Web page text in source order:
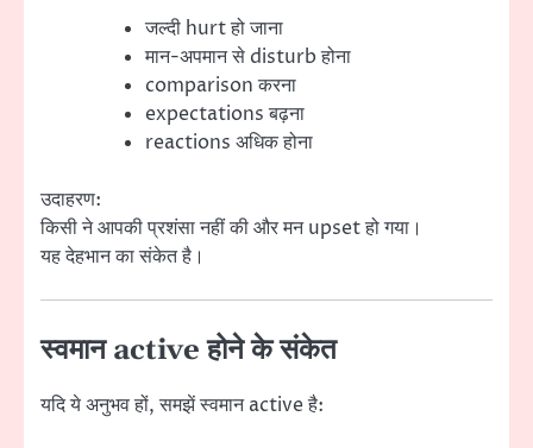
जल्दी hurt हो जाना
मान-अपमान से disturb होना
comparison करना
expectations बढ़ना
reactions अधिक होना
उदाहरण:
किसी ने आपकी प्रशंसा नहीं की और मन upset हो गया।
यह देहभान का संकेत है।
स्वमान active होने के संकेत
यदि ये अनुभव हों, समझें स्वमान active है: